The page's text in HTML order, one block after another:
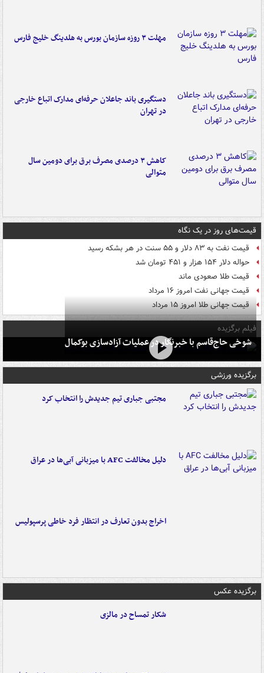
مهلت ۳ روزه سازمان بورس به هلدینگ خلیج فارس
دستگیری باند جاعلان حرفه‌ای مدارک اتباع خارجی
در تهران
کاهش ۳ درصدی مصرف برق برای دومین سال
متوالی
قیمت‌های روز در یک نگاه
قیمت نفت به ۸۳ دلار و ۵۵ سنت در هر بشکه رسید
حواله دلار ۱۵۴ هزار و ۴۵۱ تومان شد
قیمت طلا صعودی ماند
قیمت جهانی نفت امروز ۱۶ مرداد
قیمت جهانی طلا امروز ۱۵ مرداد
فیلم برگزیده
شوخی حاج‌قاسم با خبرنگار در عملیات آزادسازی بوکمال
برگزیده ورزشی
مجتبی جباری تیم جدیدش را انتخاب کرد
دلیل مخالفت AFC با میزبانی آبی‌ها در عراق
اخراج بدون تعارف در انتظار فرد خاطی پرسپولیس
برگزیده عکس
شکار تمساح در مالزی